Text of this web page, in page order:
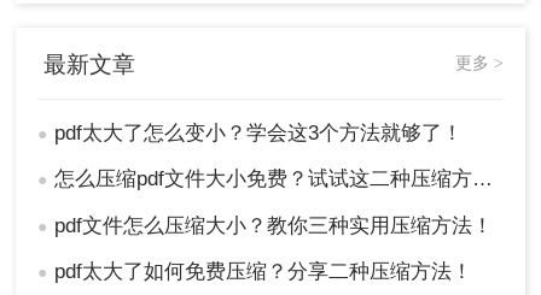
最新文章 更多 >
● pdf太大了怎么变小？学会这3个方法就够了！
● 怎么压缩pdf文件大小免费？试试这二种压缩方法！
● pdf文件怎么压缩大小？教你三种实用压缩方法！
● pdf太大了如何免费压缩？分享二种压缩方法！